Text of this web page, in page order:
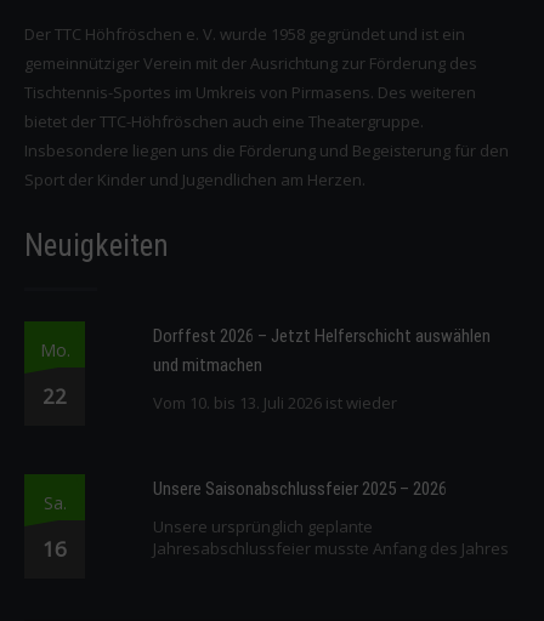
Der TTC Höhfröschen e. V. wurde 1958 gegründet und ist ein
gemeinnütziger Verein mit der Ausrichtung zur Förderung des
Tischtennis-Sportes im Umkreis von Pirmasens. Des weiteren
bietet der TTC-Höhfröschen auch eine Theatergruppe.
Insbesondere liegen uns die Förderung und Begeisterung für den
Sport der Kinder und Jugendlichen am Herzen.
Neuigkeiten
Mo.
22
Dorffest 2026 – Jetzt Helferschicht auswählen
und mitmachen
Vom 10. bis 13. Juli 2026 ist wieder
Sa.
16
Unsere Saisonabschlussfeier 2025 – 2026
Unsere ursprünglich geplante
Jahresabschlussfeier musste Anfang des Jahres